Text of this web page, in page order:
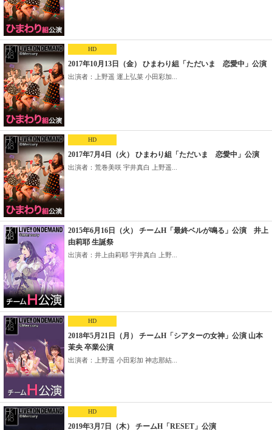
HD
2017年10月13日（金） ひまわり組「ただいま 恋愛中」公演
出演者：上野遥 運上弘菜 小田彩加...
HD
2017年7月4日（火） ひまわり組「ただいま 恋愛中」公演
出演者：荒巻美咲 宇井真白 上野遥...
2015年6月16日（火） チームH「最終ベルが鳴る」公演 井上
由莉耶 生誕祭
出演者：井上由莉耶 宇井真白 上野...
HD
2018年5月21日（月） チームH「シアターの女神」公演 山本
茉央 卒業公演
出演者：上野遥 小田彩加 神志那結...
HD
2019年3月7日（木） チームH「RESET」公演